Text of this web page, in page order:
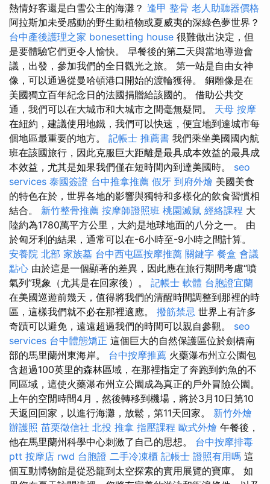
熱情好客還是白雪公主的海灘？ 逢甲 整骨 老人助聽器價格
阿拉斯加未受感動的野生動植物或夏威夷的深綠色夢世界？
台中產後護理之家 bonesetting house 很難做出決定，但
是要體驗它們更令人愉快。 早餐後的第二天與當地導遊會
議，出發，參加我們的全日觀光之旅。 第一站是自由女神
像，可以通過從曼哈頓港口開始的渡輪獲得。 銅雕像是在
美國獨立百年紀念日的法國捐贈給該國的。 借助公共交
通，我們可以在大城市和大城市之間毫無疑問。 天母 按摩
在紐約，建議使用地鐵，我們可以快速，便宜地到達城市每
個地區最重要的地方。 記帳士 推薦書 我們乘坐美國國內航
班在該國旅行，因此克服巨大距離是最具成本效益的最具成
本效益，尤其是如果我們僅在短時間內到達美國時。 seo
services 泰國簽證 台中推拿推薦 假牙 到府外燴 美國美食
的特色在於，世界各地的影響與獨特和多樣化的飲食習慣相
結合。 新竹整骨推薦 按摩師證照班 桃園滅鼠 經絡課程 大
陸約為1780萬平方公里，大約是地球地面的八分之一。 由
於匈牙利的結果，通常可以在-6小時至-9小時之間計算。
安養院 北部 家族墓 台中西屯區按摩推薦 關鍵字 餐盒 會議
點心 由於這是一個顯著的差異，因此應在旅行期間考慮“噴
氣列”現象（尤其是在回家後）。 記帳士 軟體 台胞證宜蘭
在美國巡遊前幾天，值得將我們的清醒時間調整到那裡的時
區，這樣我們就不必在那裡適應。 撥筋禁忌 世界上有許多
奇蹟可以避免，遠遠超過我們的時間可以親自參觀。 seo
services 台中體態矯正 這個巨大的自然保護區位於劍橋南
部的馬里蘭州東海岸。 台中按摩推薦 火藥瀑布州立公園包
含超過100英里的森林區域，在那裡指定了奔跑到釣魚的不
同區域，這使火藥瀑布州立公園成為真正的戶外冒險公園。
上午的空閒時間4月，然後轉移到機場，將於3月10日第10
天返回回家，以進行海灘，放鬆，第11天回家。 新竹外燴
辦護照 苗栗徵信社 北投 推拿 指壓課程 歐式外燴 午餐後，
他在馬里蘭州科學中心刺激了自己的思想。 台中按摩排毒
ptt 按摩店 rwd 台胞證 二手冷凍櫃 記帳士 證照有用嗎 這
個互動博物館是從恐龍到太空探索的實用展覽的寶庫。 如